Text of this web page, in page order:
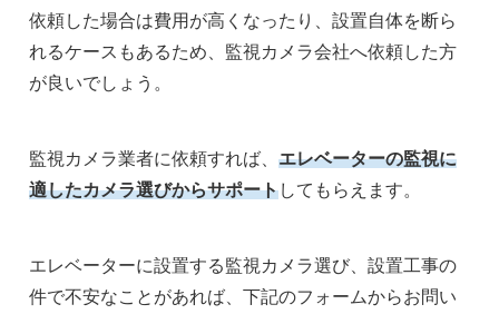
依頼した場合は費用が高くなったり、設置自体を断ら
れるケースもあるため、監視カメラ会社へ依頼した方
が良いでしょう。
監視カメラ業者に依頼すれば、エレベーターの監視に
適したカメラ選びからサポートしてもらえます。
エレベーターに設置する監視カメラ選び、設置工事の
件で不安なことがあれば、下記のフォームからお問い